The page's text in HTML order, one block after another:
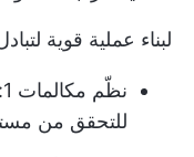
لبناء عملية قوية
للتحقق من